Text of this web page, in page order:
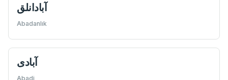
آبادانلق
Abadanlık
آبادى
Abadi